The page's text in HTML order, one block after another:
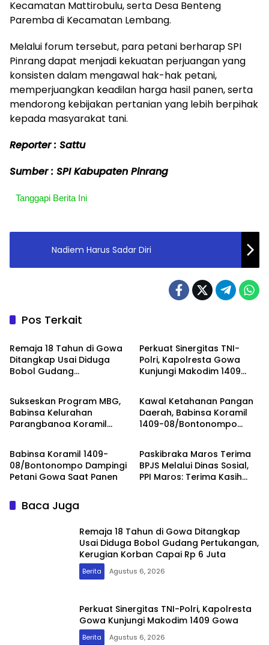
Kecamatan Mattirobulu, serta Desa Benteng
Paremba di Kecamatan Lembang.
Melalui forum tersebut, para petani berharap SPI
Pinrang dapat menjadi kekuatan perjuangan yang
konsisten dalam mengawal hak-hak petani,
memperjuangkan keadilan harga hasil panen, serta
mendorong kebijakan pertanian yang lebih berpihak
kepada masyarakat tani.
Reporter : Sattu
Sumber : SPI Kabupaten Pinrang
Tanggapi Berita Ini
Nadiem Harus Sadar Diri
Pos Terkait
Berita
Remaja 18 Tahun di Gowa
Ditangkap Usai Diduga
Bobol Gudang
Perkuat Sinergitas TNI-
Polri, Kapolresta Gowa
Kunjungi Makodim 1409
Berita
Sukseskan Program MBG,
Babinsa Kelurahan
Parangbanoa Koramil
di Sekolah
Berita
Kawal Ketahanan Pangan
Daerah, Babinsa Koramil
1409-08/Bontonompo
Berita
Babinsa Koramil 1409-
08/Bontonompo Dampingi
Petani Gowa Saat Panen
Daerah
Paskibraka Maros Terima
BPJS Melalui Dinas Sosial,
PPI Maros: Terima Kasih
Baca Juga
Remaja 18 Tahun di Gowa Ditangkap
Usai Diduga Bobol Gudang Pertukangan,
Kerugian Korban Capai Rp 6 Juta
Berita Agustus 6, 2026
Perkuat Sinergitas TNI-Polri, Kapolresta
Gowa Kunjungi Makodim 1409 Gowa
Berita Agustus 6, 2026